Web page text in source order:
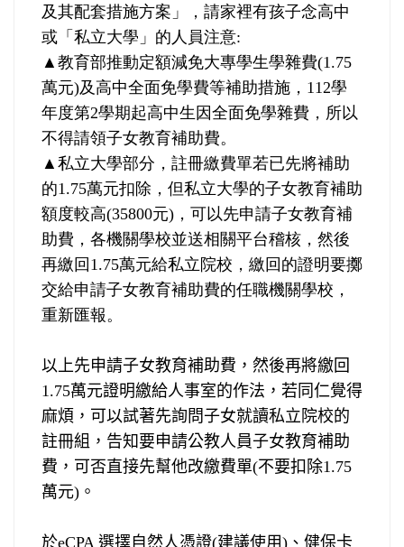
及其配套措施方案」，請家裡有孩子念高中
或「私立大學」的人員注意:
▲ 教育部推動定額減免大專學生學雜費(1.75
萬元)及高中全面免學費等補助措施， 112學
年度第2學期起高中生因全面免學雜費，所以
不得請領子女教育補助費。
▲ 私立大學部分，註冊繳費單若已先將補助
的1.75萬元扣除，但私立大學的子女教育補助
額度較高(35800元) ，可以先申請子女教育補
助費，各機關學校並送相關平台稽核，然後
再繳回 1.75萬元給私立院校，繳回的證明要擲
交給申請子女教育補助費的任職機關學校，
重新匯報。
以上先申請子女教育補助費，然後再將繳回
1.75萬元證明繳給人事室的作法，若同仁覺得
麻煩，可以試著先詢問子女就讀私立院校的
註冊組，告知要申請公教人員子女教育補助
費，可否直接先幫他改繳費單(不要扣除1.75
萬元) 。
於eCPA 選擇自然人憑證(建議使用) 、健保卡